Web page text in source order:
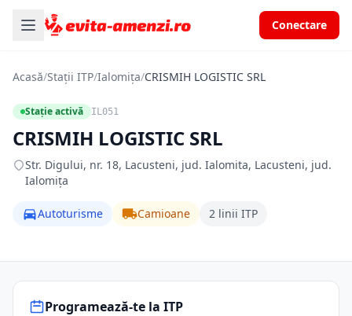
Conectare
Acasă/Stații ITP/Ialomița/CRISMIH LOGISTIC SRL
Stație activă IL051
CRISMIH LOGISTIC SRL
Str. Digului, nr. 18, Lacusteni, jud. Ialomita, Lacusteni, jud.
Ialomița
Autoturisme Camioane 2 linii ITP
Programează-te la ITP